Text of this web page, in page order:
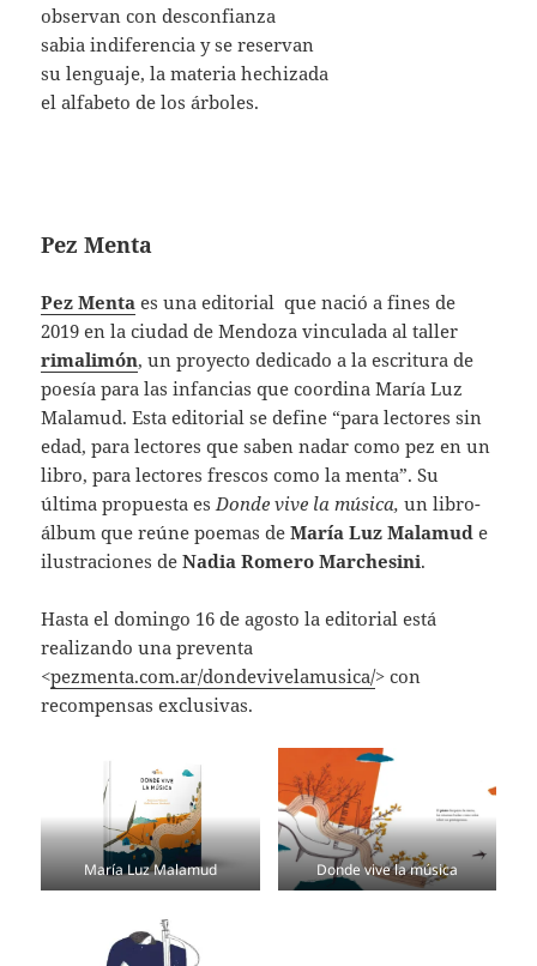
observan con desconfianza
sabia indiferencia y se reservan
su lenguaje, la materia hechizada
el alfabeto de los árboles.
Pez Menta
Pez Menta es una editorial que nació a fines de
2019 en la ciudad de Mendoza vinculada al taller
rimalimón, un proyecto dedicado a la escritura de
poesía para las infancias que coordina María Luz
Malamud. Esta editorial se define “para lectores sin
edad, para lectores que saben nadar como pez en un
libro, para lectores frescos como la menta”. Su
última propuesta es Donde vive la música, un libro-
álbum que reúne poemas deMaría Luz Malamude
ilustraciones deNadia Romero Marchesini.
Hasta el domingo 16 de agosto la editorial está
realizando una preventa
<pezmenta.com.ar/dondevivelamusica/> con
recompensas exclusivas.
María Luz Malamud Donde vive la música